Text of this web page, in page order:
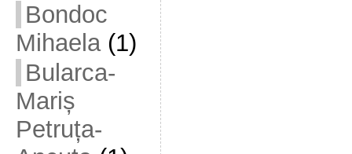
Bondoc
Mihaela(1)
Bularca-
Mariș
Petruța-